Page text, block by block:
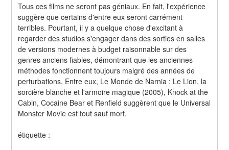
Tous ces films ne seront pas géniaux. En fait, l'expérience
suggère que certains d'entre eux seront carrément
terribles. Pourtant, il y a quelque chose d'excitant à
regarder des studios s'engager dans des sorties en salles
de versions modernes à budget raisonnable sur des
genres anciens fiables, démontrant que les anciennes
méthodes fonctionnent toujours malgré des années de
perturbations. Entre eux, Le Monde de Narnia : Le Lion, la
sorcière blanche et l'armoire magique (2005), Knock at the
Cabin, Cocaine Bear et Renfield suggèrent que le Universal
Monster Movie est tout sauf mort.
étiquette :